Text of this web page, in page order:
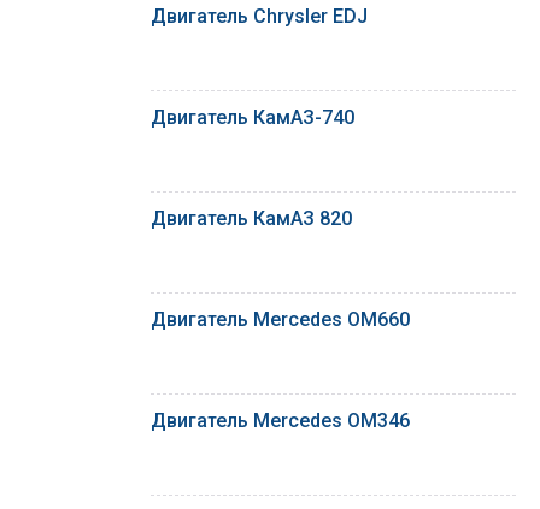
Двигатель Chrysler EDJ
Двигатель КамАЗ-740
Двигатель КамАЗ 820
Двигатель Mercedes OM660
Двигатель Mercedes OM346